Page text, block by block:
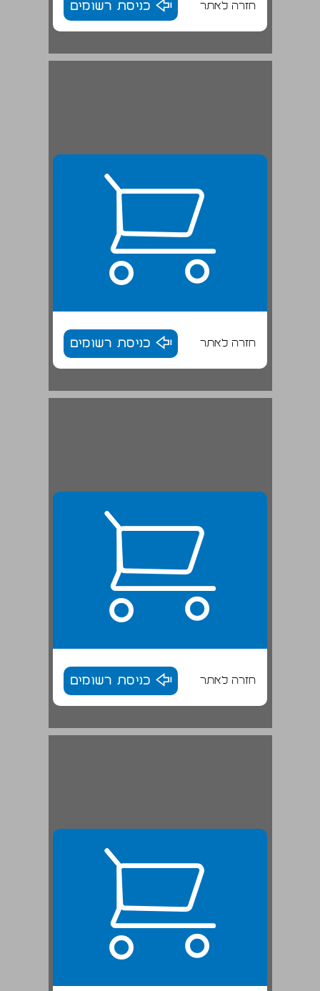
חזרה לאתר כניסת רשומים
"אבי ואמי עזבוני וה' יאספני" המהלך מתלות לעצמאות בחגי תשרי ... 20
חזרה לאתר כניסת רשומים
חזרה לאתר כניסת רשומים